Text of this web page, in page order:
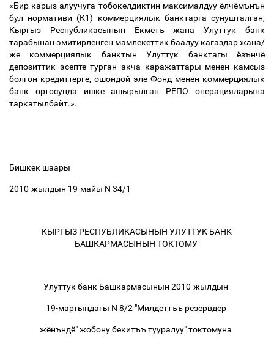
«Бир карыз алуучуга тобокелдиктин максималдуу ёлчёмънън
бул нормативи (К1) коммерциялык банктарга сунушталган,
Кыргыз Республикасынын Ёкмётъ жана Улуттук банк
тарабынан эмитирленген мамлекеттик баалуу кагаздар жана/
же коммерциялык банктын Улуттук банктагы ёзънчё
депозиттик эсепте турган акча каражаттары менен камсыз
болгон кредиттерге, ошондой эле Фонд менен коммерциялык
банк ортосунда ишке ашырылган РЕПО операцияларына
таркатылбайт.».
Бишкек шаары
2010-жылдын 19-майы N 34/1
КЫРГЫЗ РЕСПУБЛИКАСЫНЫН УЛУТТУК БАНК
БАШКАРМАСЫНЫН ТОКТОМУ
Улуттук банк Башкармасынын 2010-жылдын
19-мартындагы N 8/2 "Милдеттъъ резервдер
жёнъндё" жобону бекитъъ тууралуу" токтомуна